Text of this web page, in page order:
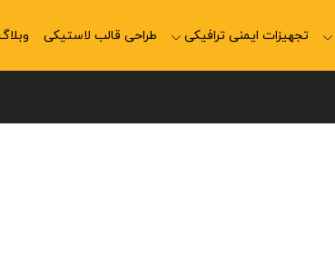
تجهیزات ایمنی ترافیکی طراحی قالب لاستیکی